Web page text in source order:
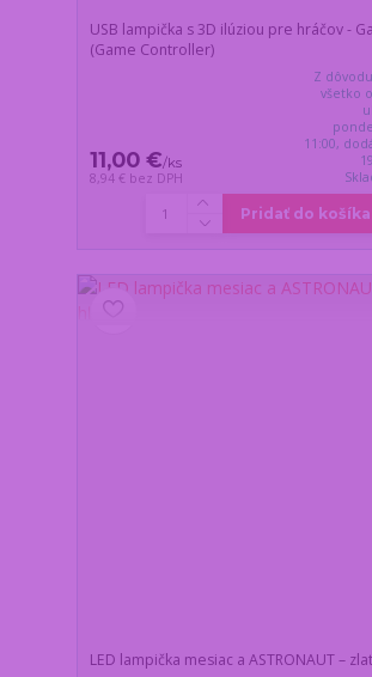
USB lampička s 3D ilúziou pre hráčov -
(Game Controller)
11,00 €/ks
8,94 € bez DPH
Z
všetko
11:00,
Pridať do košíka
LED lampička mesiac a ASTRONAUT –